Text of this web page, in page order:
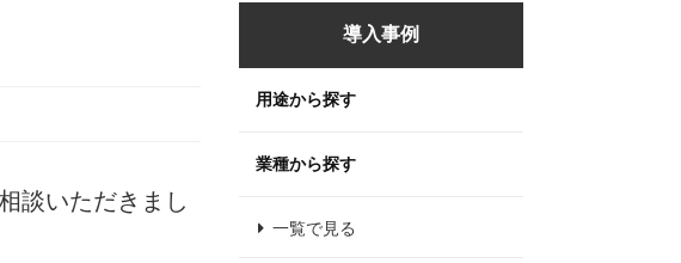
談いただきまし
導入事例
用途から探す
業種から探す
一覧で見る